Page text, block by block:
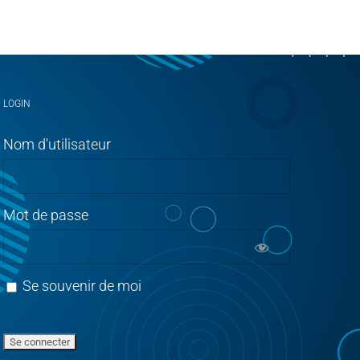
LOGIN
Nom d'utilisateur
Mot de passe
Se souvenir de moi